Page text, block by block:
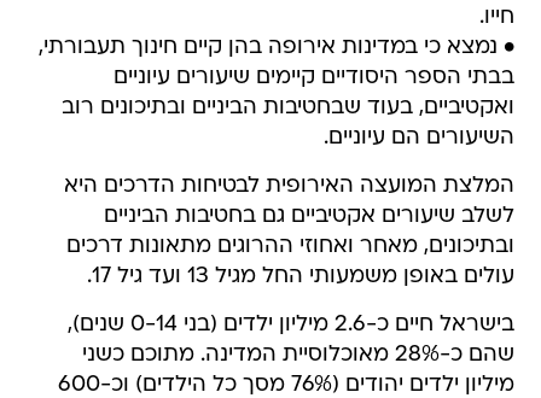
חייו.
• נמצא כי במדינות אירופה בהן קיים חינוך תעבורתי,
בבתי הספר היסודיים קיימים שיעורים עיוניים
ואקטיביים, בעוד שבחטיבות הביניים ובתיכונים רוב
השיעורים הם עיוניים.
המלצת המועצה האירופית לבטיחות הדרכים היא
לשלב שיעורים אקטיביים גם בחטיבות הביניים
ובתיכונים, מאחר ואחוזי ההרוגים מתאונות דרכים
עולים באופן משמעותי החל מגיל 13 ועד גיל 17.
בישראל חיים כ-2.6 מיליון ילדים (בני 0-14 שנים),
שהם כ-28% מאוכלוסיית המדינה. מתוכם כשני
מיליון ילדים יהודים (76% מסך כל הילדים) וכ-600